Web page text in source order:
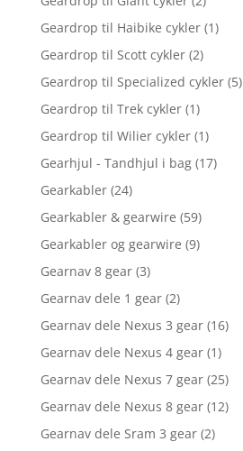
Geardrop til Haibike cykler (1)
Geardrop til Scott cykler (2)
Geardrop til Specialized cykler (5)
Geardrop til Trek cykler (1)
Geardrop til Wilier cykler (1)
Gearhjul - Tandhjul i bag (17)
Gearkabler (24)
Gearkabler & gearwire (59)
Gearkabler og gearwire (9)
Gearnav 8 gear (3)
Gearnav dele 1 gear (2)
Gearnav dele Nexus 3 gear (16)
Gearnav dele Nexus 4 gear (1)
Gearnav dele Nexus 7 gear (25)
Gearnav dele Nexus 8 gear (12)
Gearnav dele Sram 3 gear (2)